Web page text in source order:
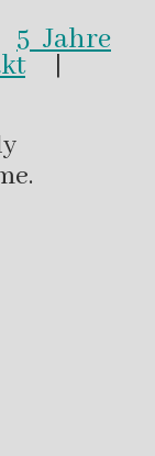
5 Jahre
|